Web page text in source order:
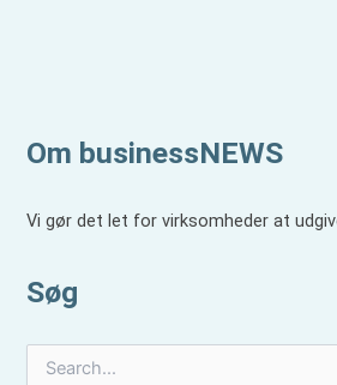
Om businessNEWS
Vi gør det let for virksomheder at
Søg